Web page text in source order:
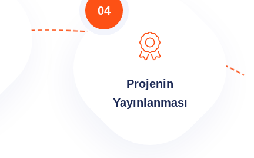
04
Projenin
Yayınlanması